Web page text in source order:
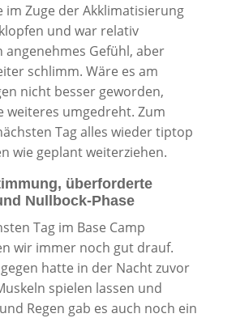
Zuge der Akklimatisierung
und war relativ
angenehmes Gefühl, aber
schlimm. Wäre es am
nicht besser geworden,
weiteres umgedreht. Zum
Tag alles wieder tiptop
wie geplant weiterziehen.
überforderte
Nullbock-Phase
Tag im Base Camp
wir immer noch gut drauf.
hatte in der Nacht zuvor
spielen lassen und
Regen gab es auch noch ein